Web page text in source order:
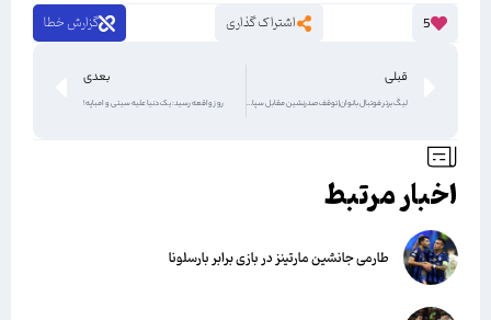
5 اشتراک گذاری گزارش خطا
قبلی
لیگ برتر فوتبال بانوان| توقف صدرنشین مقابل سپاهان
بعدی
روز واقعه رسید: یک دنیا علیه سیتی و امباپه!
اخبار مرتبط
طارمی جانشین مارتینز در بازی برابر بارسلونا